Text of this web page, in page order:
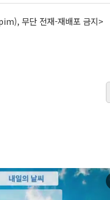
무단 전재-재배포 금지>